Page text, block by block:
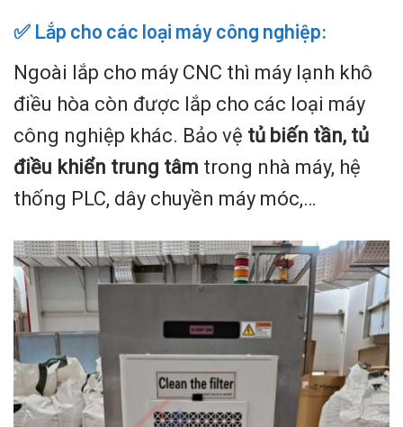
✅ Lắp cho các loại máy công nghiệp:
Ngoài lắp cho máy CNC thì máy lạnh khô
điều hòa còn được lắp cho các loại máy
công nghiệp khác. Bảo vệ tủ biến tần, tủ
điều khiển trung tâm trong nhà máy, hệ
thống PLC, dây chuyền máy móc,…